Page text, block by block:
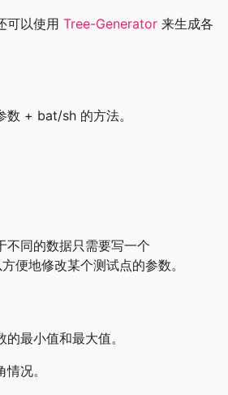
可以使用 Tree-Generator 来生成各
数 + bat/sh 的方法。
不同的数据只需要写一个
便地修改某个测试点的参数。
最小值和最大值。
况。